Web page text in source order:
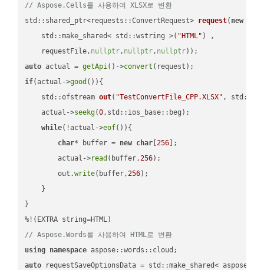
// Aspose.Cells를 사용하여 XLSX로 변환
std::shared_ptr<requests::ConvertRequest> request( new
    std::make_shared< std::wstring >(
"HTML" ) ,
    requestFile,
nullptr, nullptr, nullptr))
auto actual = getApi()->convert
if(actual->good ()){
std::ofstream out( "TestConvertFile_CPP.XLSX" ,
    actual->
seekg(0,std::ios_base::beg);
while(!actual->eof()){
char* buffer = new char [256 ];
        actual->
read (buffer,256);
        out.
write(buffer,256);
    }
}
// Aspose.Words를 사용하여 HTML로 변환
using namespace
auto requestSaveOptionsData = std::make_shared<